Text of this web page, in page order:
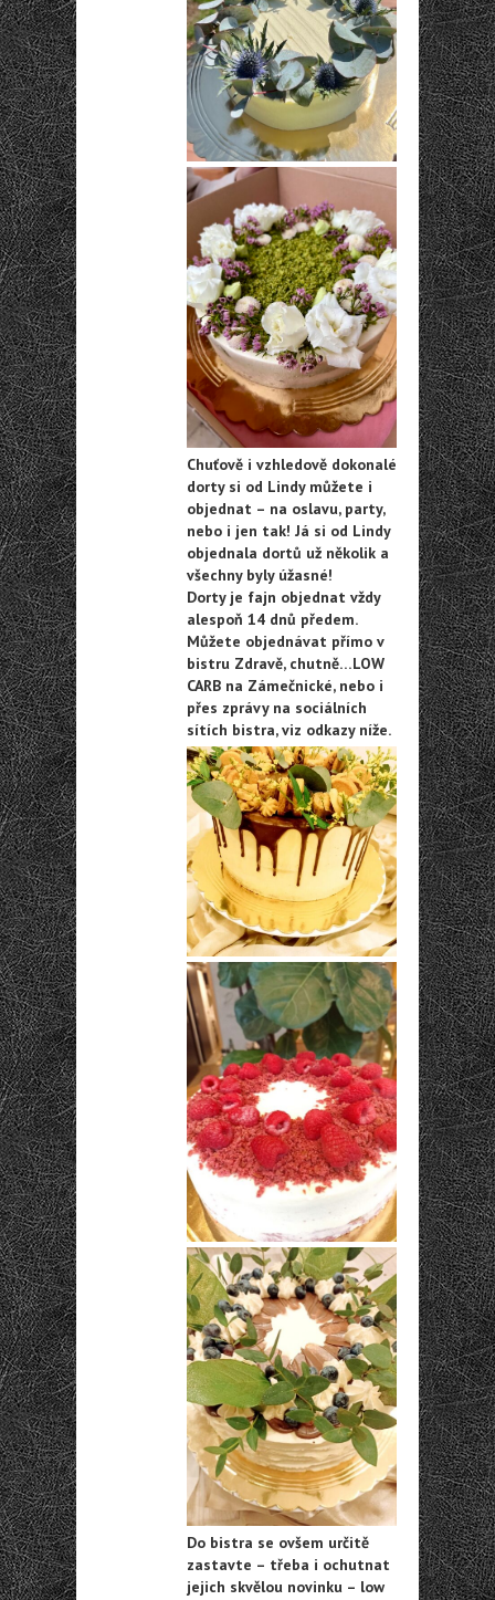
Chuťově i vzhledově dokonalé
dorty si od Lindy můžete i
objednat – na oslavu, party,
nebo i jen tak! Já si od Lindy
objednala dortů už několik a
všechny byly úžasné!
Dorty je fajn objednat vždy
alespoň 14 dnů předem.
Můžete objednávat přímo v
bistru Zdravě, chutně…LOW
CARB na Zámečnické, nebo i
přes zprávy na sociálních
sítích bistra, viz odkazy níže.
Do bistra se ovšem určitě
zastavte – třeba i ochutnat
jejich skvělou novinku – low